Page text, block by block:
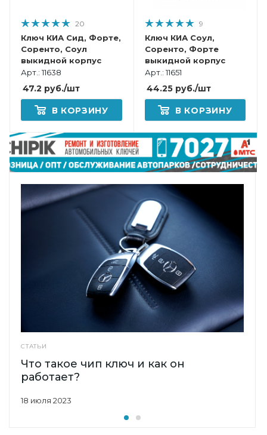
20
Ключ КИА Сид, Форте,
Соренто, Соул
выкидной корпус
Арт.: 11638
47.2 руб./шт
В КОРЗИНУ
9
Ключ КИА Соул,
Соренто, Форте
выкидной корпус
Арт.: 11651
44.25руб./шт
В КОРЗИНУ
СТАТЬИ
18 июля 2023
Что такое чип ключ и как он
работает?